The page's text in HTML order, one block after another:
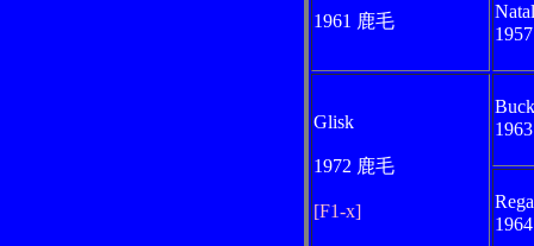
1961 鹿毛
Glisk
1972 鹿毛
[F1-x]